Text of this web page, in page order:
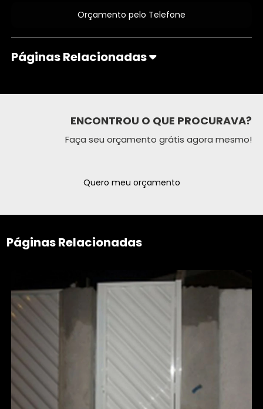
Orçamento pelo Telefone
Páginas Relacionadas
ENCONTROU O QUE PROCURAVA?
Faça seu orçamento grátis agora mesmo!
Quero meu orçamento
Páginas Relacionadas